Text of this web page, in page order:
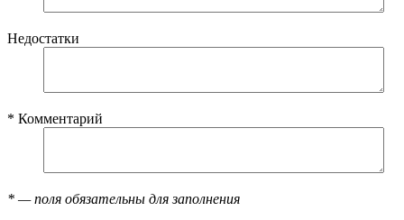
Недостатки
* Комментарий
* — поля обязательны для заполнения